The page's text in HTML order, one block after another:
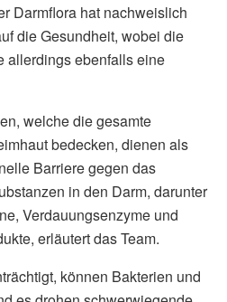
Darmflora hat nachweislich
die Gesundheit, wobei die
allerdings ebenfalls eine
welche die gesamte
bedecken, dienen als
Barriere gegen das
in den Darm, darunter
Verdauungsenzyme und
erläutert das Team.
können Bakterien und